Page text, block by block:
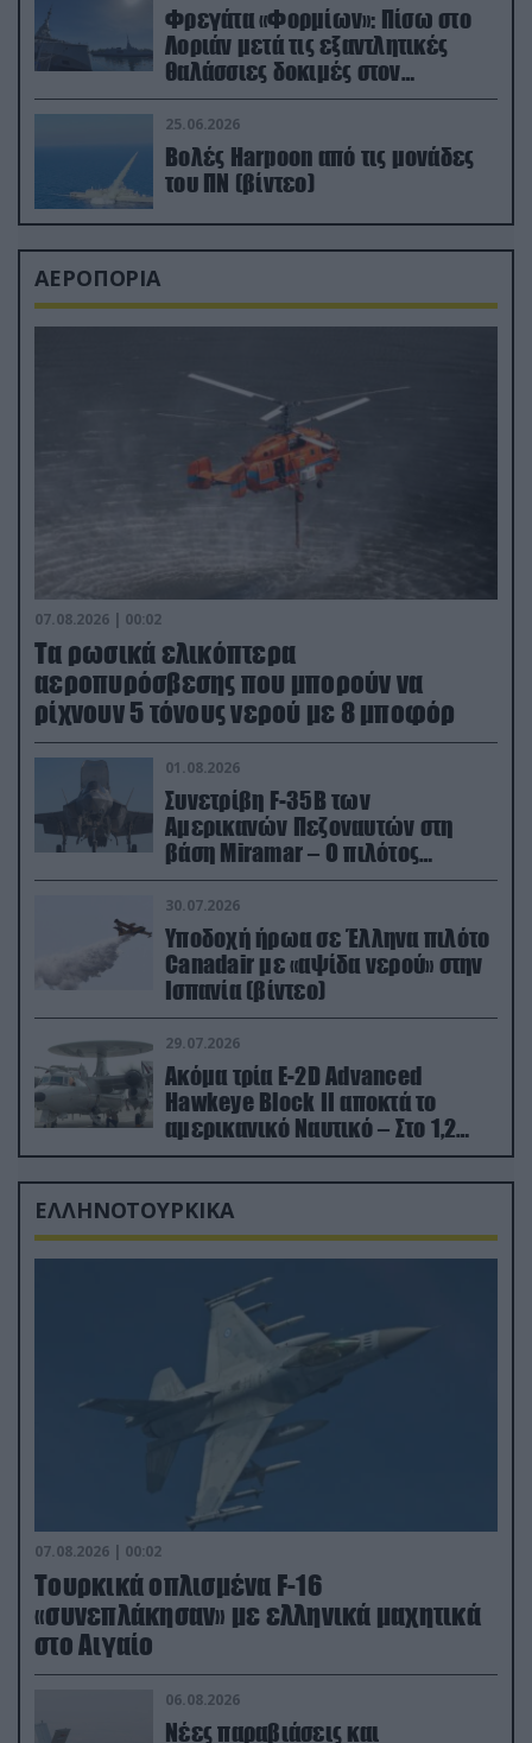
Φρεγάτα «Φορμίων»: Πίσω στο
Λοριάν μετά τις εξαντλητικές
θαλάσσιες δοκιμές στον
απαιτητικό Βισκαϊκό
25.06.2026
Βολές Harpoon από τις μονάδες
του ΠΝ (βίντεο)
ΑΕΡΟΠΟΡΙΑ
07.08.2026 | 00:02
Τα ρωσικά ελικόπτερα
αεροπυρόσβεσης που μπορούν να
ρίχνουν 5 τόνους νερού με 8 μποφόρ
01.08.2026
Συνετρίβη F-35B των
Αμερικανών Πεζοναυτών στη
βάση Miramar – Ο πιλότος
εκτινάχθηκε εγκαίρως
30.07.2026
Υποδοχή ήρωα σε Έλληνα πιλότο
Canadair με «αψίδα νερού» στην
Ισπανία (βίντεο)
29.07.2026
Ακόμα τρία E-2D Advanced
Hawkeye Block II αποκτά το
αμερικανικό Ναυτικό – Στο 1,2
δισ.δολάρια το κόστος
ΕΛΛΗΝΟΤΟΥΡΚΙΚΑ
07.08.2026 | 00:02
Τουρκικά οπλισμένα F-16
«συνεπλάκησαν» με ελληνικά μαχητικά
στο Αιγαίο
06.08.2026
Νέες παραβιάσεις και